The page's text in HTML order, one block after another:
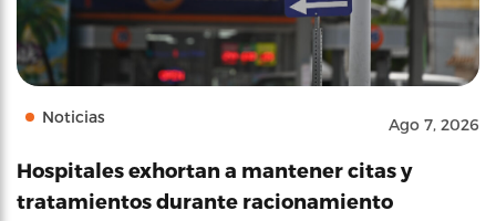
Noticias Ago 7, 2026
Hospitales exhortan a mantener citas y
tratamientos durante racionamiento